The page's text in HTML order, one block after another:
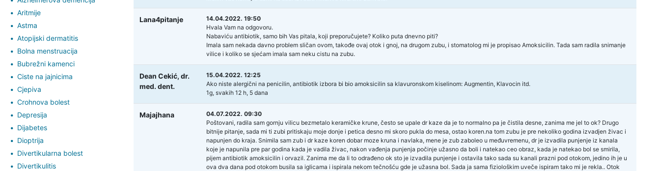
Aritmije
Astma
Atopijski dermatitis
Bolna menstruacija
Bubrežni kamenci
Ciste na jajnicima
Cjepiva
Crohnova bolest
Depresija
Dijabetes
Dioptrija
Divertikularna bolest
Divertikulitis
Lana4pitanje
14.04.2022. 19:50
Hvala Vam na odgovoru.
Nabaviću antibiotik, samo bih Vas pitala, koji preporučujete? Koliko puta dnevno piti?
Imala sam nekada davno problem sličan ovom, takođe ovaj otok i gnoj, na drugom zubu, i stomatolog mi je propisao Amoksicilin. Tada sam radila snimanje
vilice i koliko se sjećam imala sam neku cistu na zubu.
Dean Cekić, dr.
med. dent.
15.04.2022. 12:25
Ako niste alergični na penicilin, antibiotik izbora bi bio amoksicilin sa klavuronskom kiselinom: Augmentin, Klavocin itd.
1g, svakih 12 h, 5 dana
Majajhana
04.07.2022. 09:30
Poštovani, radila sam gornju vilicu bezmetalo keramičke krune, često se upale dr kaze da je to normalno pa je čistila desne, zanima me jel to ok? Drugo
bitnije pitanje, sada mi ti zubi pritiskaju moje donje i petica desno mi skoro pukla do mesa, ostao koren.na tom zubu je pre nekoliko godina izvadjen živac i
napunjen do kraja. Snimila sam zub i dr kaze koren dobar moze kruna i navlaka, mene je zub zaboleo u međuvremenu, dr je izvadila punjenje iz kanala
koje je napunila pre par godina kada je vadila živac, nakon vađenja punjenja počinje užasno da boli i natekao ceo obraz, kada je natekao bol se smirila,
pijem antibiotik amoksicilin i orvazil. Zanima me da li to odrađeno ok sto je izvadila punjenje i ostavila tako sada su kanali prazni pod otokom, jedino ih je u
ova dva dana pod otokom busila sa iglicama i ispirala nekom tečnošću gde je užasna bol. Sada ja sama fiziološkim uveče ispiram tako mi je rekla.. Otok